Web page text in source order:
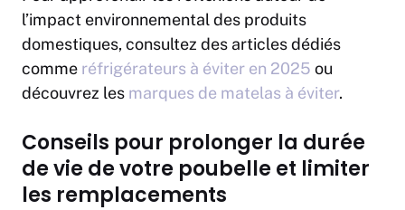
l’impact environnemental des produits
domestiques, consultez des articles dédiés
comme réfrigérateurs à éviter en 2025 ou
découvrez les marques de matelas à éviter.
Conseils pour prolonger la durée
de vie de votre poubelle et limiter
les remplacements